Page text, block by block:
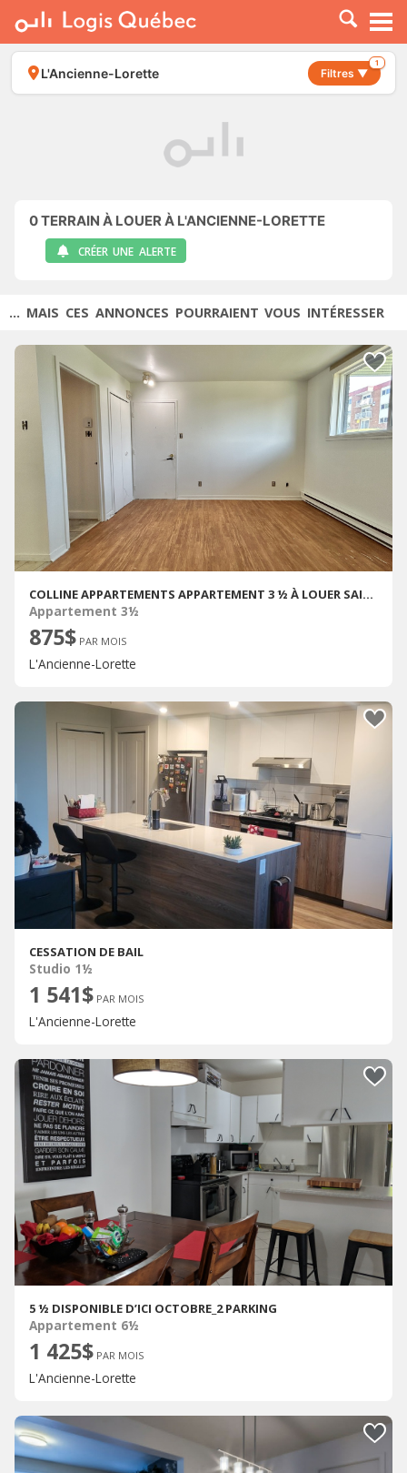
À LOUER
À VENDRE
PLACER UNE ANNONCE
L'Ancienne-Lorette Filtres ▼
1
0TERRAIN À LOUER À L'ANCIENNE-LORETTE
CRÉER UNE ALERTE
... MAIS CES ANNONCES POURRAIENT VOUS INTÉRESSER
COLLINE APPARTEMENTS APPARTEMENT 3 ½ À LOUER SAINTE-FOY / SILLERY JUILLET 2026
Appartement 3½
875$ PAR MOIS
L'Ancienne-Lorette
CESSATION DE BAIL
Studio 1½
1 541$ PAR MOIS
L'Ancienne-Lorette
5 ½ DISPONIBLE D’ICI OCTOBRE_2 PARKING
Appartement 6½
1 425$ PAR MOIS
L'Ancienne-Lorette